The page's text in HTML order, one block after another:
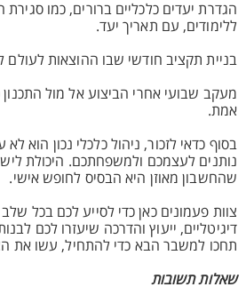
הגדרת יעדים כלכליים ברורים, כמו סגירת
ללימודים, עם תאריך יעד.
בניית תקציב חודשי שבו ההוצאות לעולם
מעקב שבועי אחרי הביצוע אל מול
אמת.
בסוף כדאי לזכור, ניהול כלכלי נכון הוא
נותנים לעצמכם ולמשפחתכם. היכולת
שהחשבון מאוזן היא הבסיס לחופש אישי.
צוות פעמונים כאן כדי לסייע לכם בכל
דיגיטליים, ייעוץ והדרכה שיעזרו לכם
תחכו למשבר הבא כדי להתחיל, עשו את
שאלות תשובות